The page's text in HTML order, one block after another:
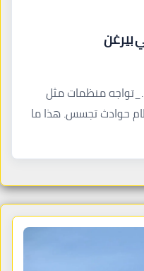
بيرغن
…_تواجه منظمات مثل
حوادث تجسس. هذا ما